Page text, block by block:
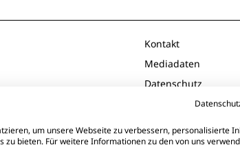
Kontakt
Mediadaten
Datenschutz
Impressum
um unsere Webseite zu verbessern, personalisierte
bieten. Für weitere Informationen zu den von uns